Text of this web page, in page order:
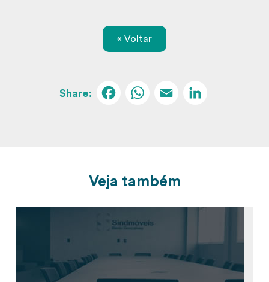
« Voltar
Facebook
WhatsApp
Email
Veja também